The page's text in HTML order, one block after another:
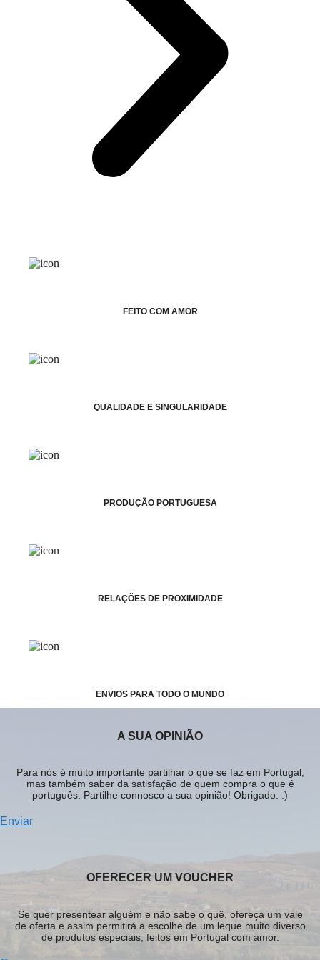
FEITO COM AMOR
QUALIDADE E SINGULARIDADE
PRODUÇÃO PORTUGUESA
RELAÇÕES DE PROXIMIDADE
ENVIOS PARA TODO O MUNDO
A SUA OPINIÃO
Para nós é muito importante partilhar o que se faz em Portugal,
mas também saber da satisfação de quem compra o que é
português. Partilhe connosco a sua opinião! Obrigado. :)
Enviar
OFERECER UM VOUCHER
Se quer presentear alguém e não sabe o quê, ofereça um vale
de oferta e assim permitirá a escolhe de um leque muito diverso
de produtos especiais, feitos em Portugal com amor.